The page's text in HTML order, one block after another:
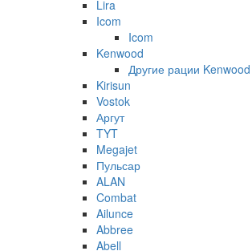
Lira
Icom
Icom
Kenwood
Другие рации Kenwood
Kirisun
Vostok
Аргут
TYT
Megajet
Пульсар
ALAN
Combat
Ailunce
Abbree
Abell